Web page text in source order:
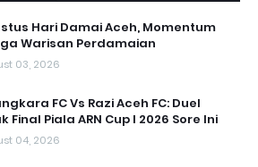
Hari Damai Aceh, Momentum
Warisan Perdamaian
03, 2026
FC Vs Razi Aceh FC: Duel
Final Piala ARN Cup I 2026 Sore Ini
04, 2026